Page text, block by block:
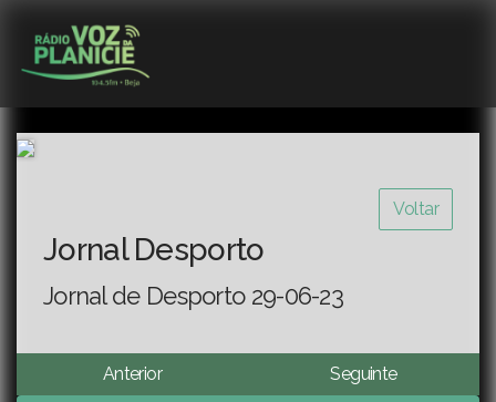
Voltar
Jornal Desporto
Jornal de Desporto 29-06-23
Anterior Seguinte